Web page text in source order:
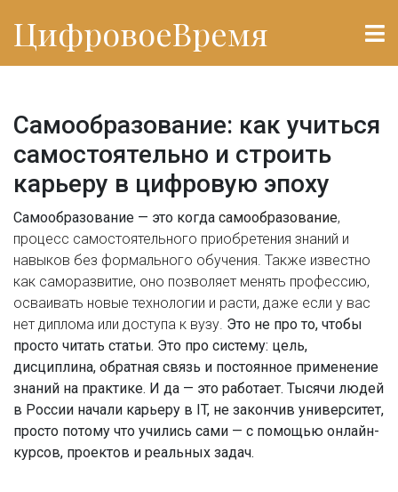
ЦифровоеВремя
Самообразование: как учиться
самостоятельно и строить
карьеру в цифровую эпоху
Самообразование — это когда самообразование,
процесс самостоятельного приобретения знаний и
навыков без формального обучения. Также известно
как саморазвитие, оно позволяет менять профессию,
осваивать новые технологии и расти, даже если у вас
нет диплома или доступа к вузу. Это не про то, чтобы
просто читать статьи. Это про систему: цель,
дисциплина, обратная связь и постоянное применение
знаний на практике. И да — это работает. Тысячи людей
в России начали карьеру в IT, не закончив университет,
просто потому что учились сами — с помощью онлайн-
курсов, проектов и реальных задач.